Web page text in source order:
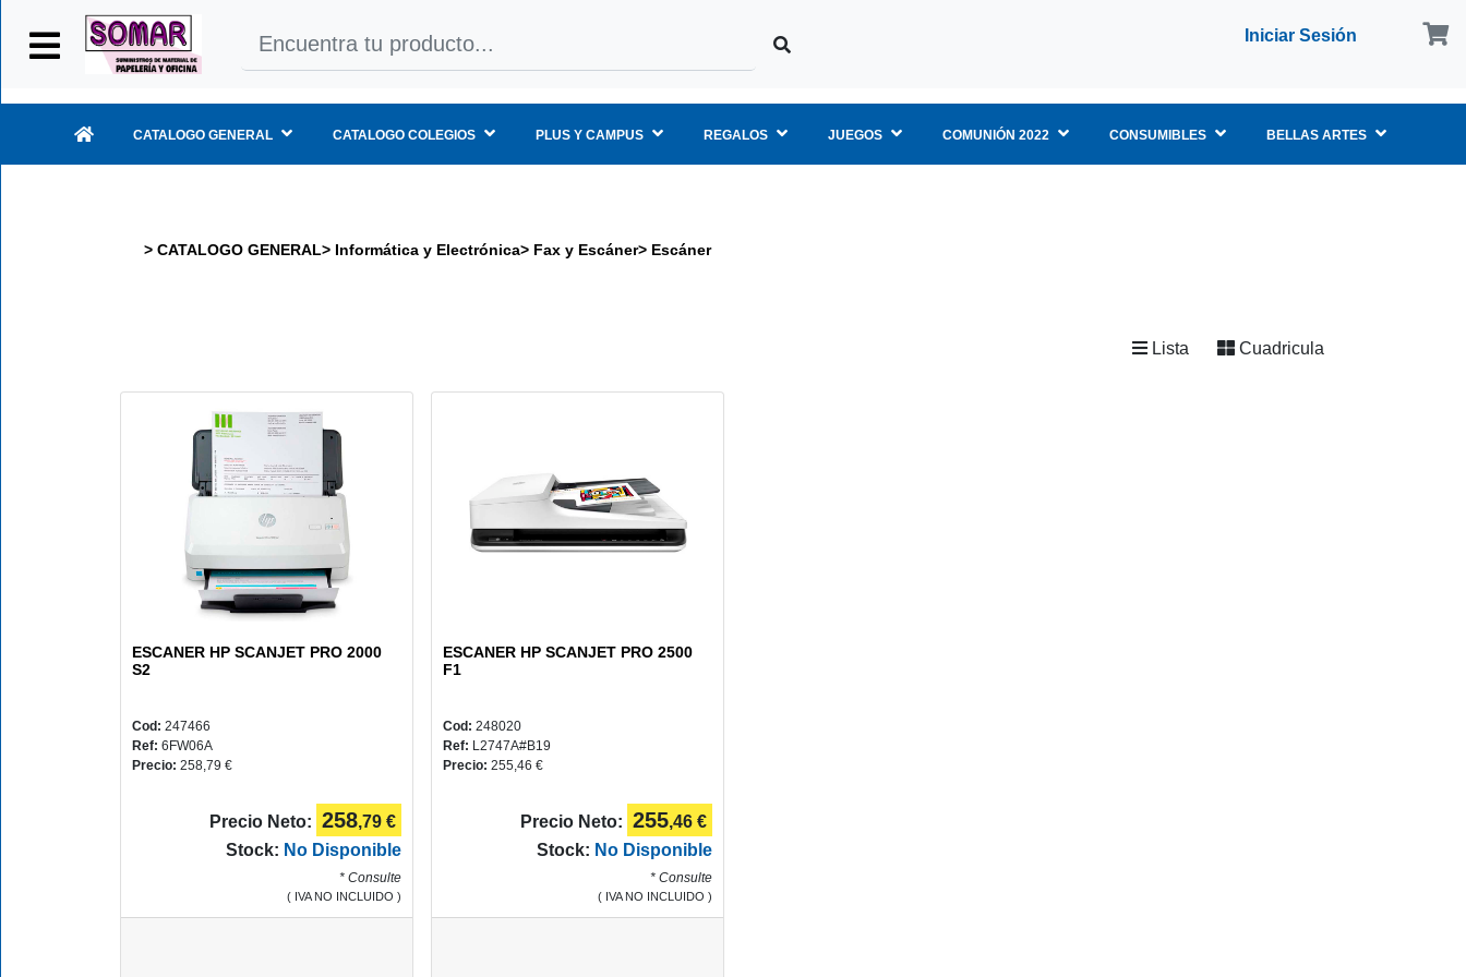
Iniciar Sesión
CATALOGO GENERAL CATALOGO COLEGIOS PLUS Y CAMPUS REGALOS JUEGOS COMUNIÓN 2022 CONSUMIBLES BELLAS ARTES
> CATALOGO GENERAL> Informática y Electrónica> Fax y Escáner> Escáner
Lista Cuadricula
ESCANER HP SCANJET PRO 2000
S2
Cod: 247466
Ref: 6FW06A
Precio: 258,79 €
Precio Neto: 258,79 €
Stock: No Disponible
* Consulte
( IVA NO INCLUIDO )
ESCANER HP SCANJET PRO 2500
F1
Cod: 248020
Ref: L2747A#B19
Precio: 255,46 €
Precio Neto: 255,46 €
Stock: No Disponible
* Consulte
( IVA NO INCLUIDO )
Iniciar